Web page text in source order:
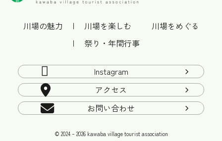
川場の魅力 川場を楽しむ
川場をめぐる
祭り・年間行事
Instagram
アクセス
お問い合わせ
© 2024 – 2026 kawaba village tourist association